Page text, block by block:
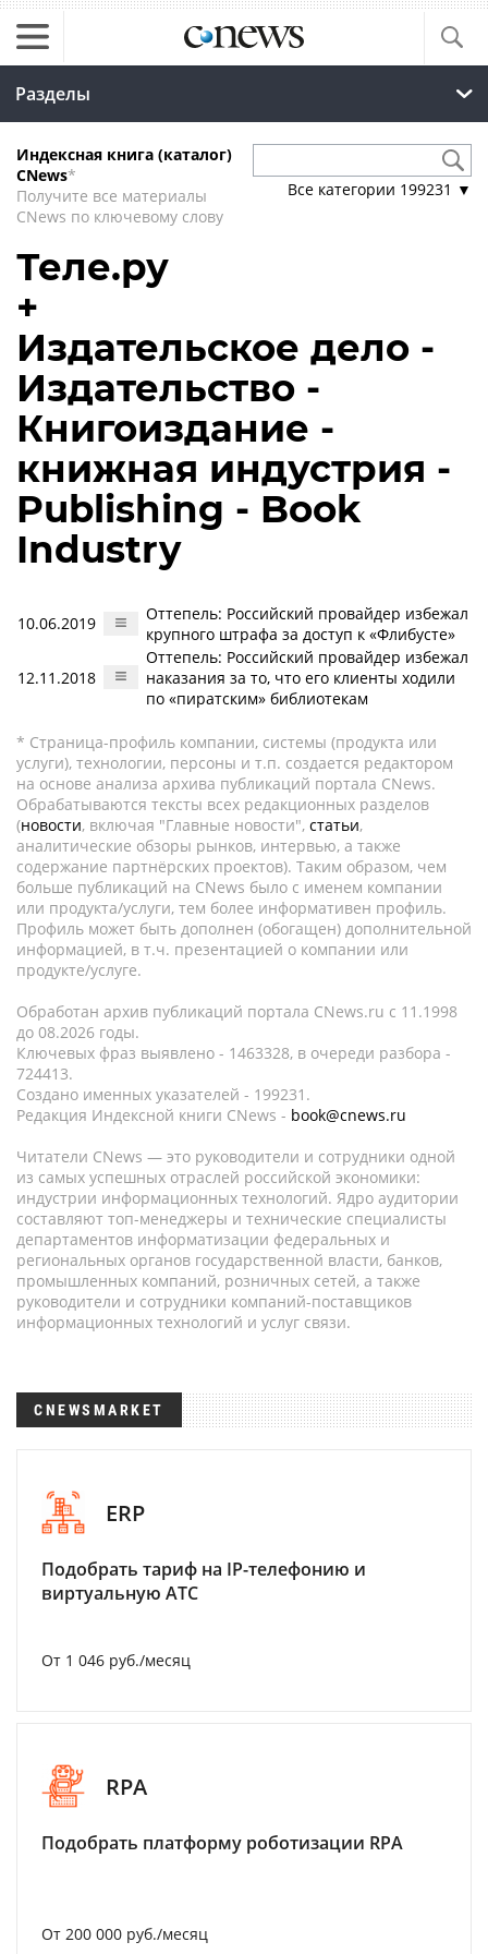
Разделы
Индексная книга (каталог)
CNews*
Получите все материалы
CNews по ключевому слову
Все категории 199231 ▼
Теле.ру
+
Издательское дело -
Издательство -
Книгоиздание -
книжная индустрия -
Publishing - Book
Industry
10.06.2019
Оттепель: Российский провайдер избежал
крупного штрафа за доступ к «Флибусте»
12.11.2018
Оттепель: Российский провайдер избежал
наказания за то, что его клиенты ходили
по «пиратским» библиотекам
* Страница-профиль компании, системы (продукта или
услуги), технологии, персоны и т.п. создается редактором
на основе анализа архива публикаций портала CNews.
Обрабатываются тексты всех редакционных разделов
(новости, включая "Главные новости", статьи,
аналитические обзоры рынков, интервью, а также
содержание партнёрских проектов). Таким образом, чем
больше публикаций на CNews было с именем компании
или продукта/услуги, тем более информативен профиль.
Профиль может быть дополнен (обогащен) дополнительной
информацией, в т.ч. презентацией о компании или
продукте/услуге.
Обработан архив публикаций портала CNews.ru c 11.1998
до 08.2026 годы.
Ключевых фраз выявлено - 1463328, в очереди разбора -
724413.
Создано именных указателей - 199231.
Редакция Индексной книги CNews - book@cnews.ru
Читатели CNews — это руководители и сотрудники одной
из самых успешных отраслей российской экономики:
индустрии информационных технологий. Ядро аудитории
составляют топ-менеджеры и технические специалисты
департаментов информатизации федеральных и
региональных органов государственной власти, банков,
промышленных компаний, розничных сетей, а также
руководители и сотрудники компаний-поставщиков
информационных технологий и услуг связи.
CNEWSMARKET
ERP
Подобрать тариф на IP-телефонию и
виртуальную АТС
От 1 046 руб./месяц
RPA
Подобрать платформу роботизации RPA
От 200 000 руб./месяц